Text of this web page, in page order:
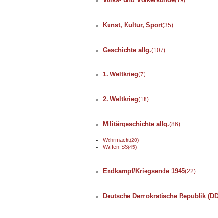
Kunst, Kultur, Sport(35)
Geschichte allg.(107)
1. Weltkrieg(7)
2. Weltkrieg(18)
Militärgeschichte allg.(86)
Wehrmacht(20)
Waffen-SS(45)
Endkampf/Kriegsende 1945(22)
Deutsche Demokratische Republik